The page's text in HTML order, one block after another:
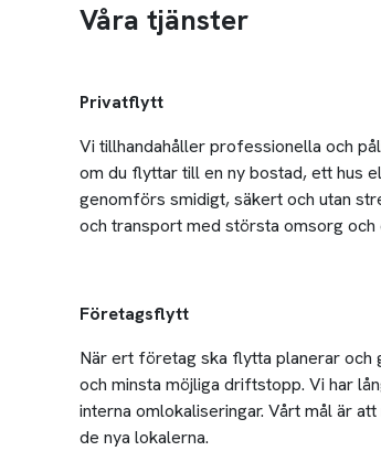
Våra tjänster
Privatflytt
Vi tillhandahåller professionella och
om du flyttar till en ny bostad, ett hus
genomförs smidigt, säkert och utan
och transport med största omsorg
Företagsflytt
När ert företag ska flytta planerar
och minsta möjliga driftstopp. Vi har
interna omlokaliseringar. Vårt mål är
de nya lokalerna.